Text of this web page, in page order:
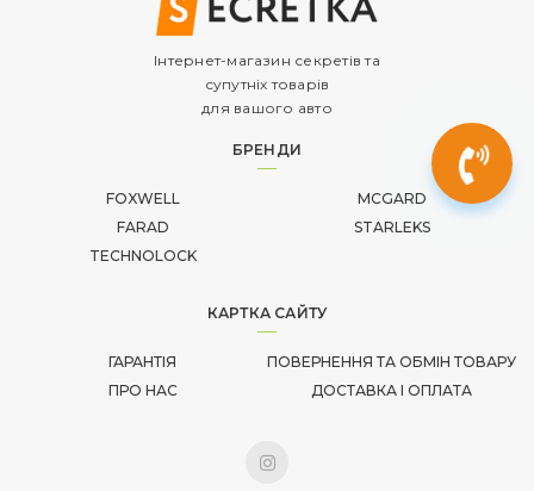
Інтернет-магазин секретів та
супутніх товарів
для вашого авто
БРЕНДИ
FOXWELL
MCGARD
FARAD
STARLEKS
TECHNOLOCK
КАРТКА САЙТУ
ГАРАНТІЯ
ПОВЕРНЕННЯ ТА ОБМІН ТОВАРУ
ПРО НАС
ДОСТАВКА І ОПЛАТА